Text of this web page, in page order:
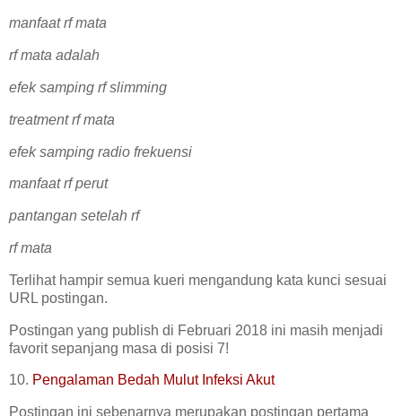
manfaat rf mata
rf mata adalah
efek samping rf slimming
treatment rf mata
efek samping radio frekuensi
manfaat rf perut
pantangan setelah rf
rf mata
Terlihat hampir semua kueri mengandung kata kunci sesuai
URL postingan.
Postingan yang publish di Februari 2018 ini masih menjadi
favorit sepanjang masa di posisi 7!
10. Pengalaman Bedah Mulut Infeksi Akut
Postingan ini sebenarnya merupakan postingan pertama